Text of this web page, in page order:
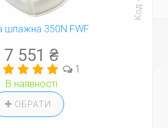
шпажна 350N FWF
7 551 ₴
1
В наявності
ОБРАТИ